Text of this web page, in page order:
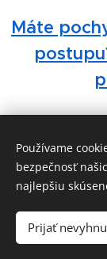
Máte
1. Customs
Používame
bezpečnosť
najlepšiu
Prijať